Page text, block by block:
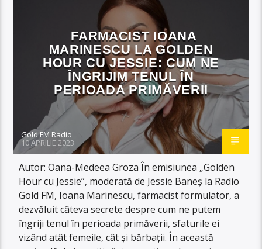
FARMACIST IOANA
MARINESCU LA GOLDEN
HOUR CU JESSIE: CUM NE
ÎNGRIJIM TENUL ÎN
PERIOADA PRIMĂVERII
Gold FM Radio
10 APRILIE 2023
Autor: Oana-Medeea Groza În emisiunea „Golden
Hour cu Jessie”, moderată de Jessie Baneș la Radio
Gold FM, Ioana Marinescu, farmacist formulator, a
dezvăluit câteva secrete despre cum ne putem
îngriji tenul în perioada primăverii, sfaturile ei
vizând atât femeile, cât și bărbații. În această